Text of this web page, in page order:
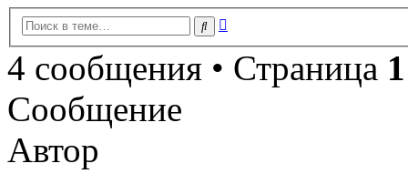
Поиск
4 сообщения • Страница 1
Сообщение
Автор